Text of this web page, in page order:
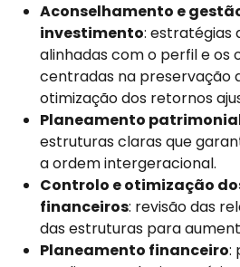
Aconselhamento e
investimento: estratégias
alinhadas com o perfil e os
centradas na preservação
otimização dos retornos
Planeamento
estruturas claras que
a ordem intergeracional.
Controlo e otimização
financeiros: revisão das
das estruturas para
Planeamento financeiro: